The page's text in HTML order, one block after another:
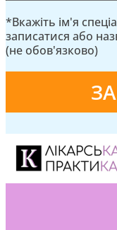
*Вкажіть ім'я
записатися або
(не обов'язково)